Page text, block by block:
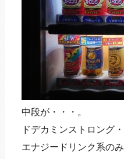
中段が・・・。
ドデカミンストロング
エナジードリンク系の